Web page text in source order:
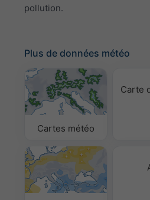
pollution.
Plus de données météo
Cartes météo
Carte